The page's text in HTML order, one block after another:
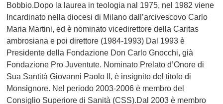
Bobbio.Dopo la laurea in teologia nal 1975, nel 1982 viene
Incardinato nella diocesi di Milano dall’arcivescovo Carlo
Maria Martini, ed è nominato vicedirettore della Caritas
ambrosiana e poi direttore (1984-1993) Dal 1993 è
Presidente della Fondazione Don Carlo Gnocchi, già
Fondazione Pro Juventute. Nominato Prelato d’Onore di
Sua Santità Giovanni Paolo II, è insignito del titolo di
Monsignore. Nel periodo 2003-2006 è membro del
Consiglio Superiore di Sanità (CSS).Dal 2003 è membro